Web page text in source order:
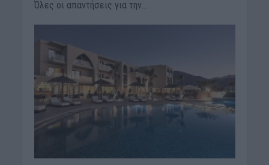
Όλες οι απαντήσεις για την...